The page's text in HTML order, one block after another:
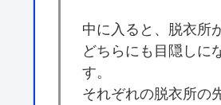
中に入ると、脱衣所
どちらにも目隠しに
す。
それぞれの脱衣所の